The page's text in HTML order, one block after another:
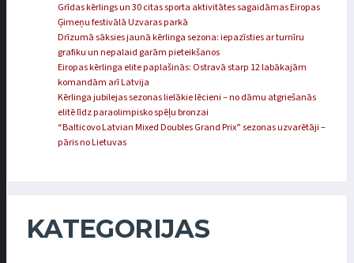
Grīdas kērlings un 30 citas sporta aktivitātes sagaidāmas Eiropas
Ģimeņu festivālā Uzvaras parkā
Drīzumā sāksies jaunā kērlinga sezona: iepazīsties ar turnīru
grafiku un nepalaid garām pieteikšanos
Eiropas kērlinga elite paplašinās: Ostravā starp 12 labākajām
komandām arī Latvija
Kērlinga jubilejas sezonas lielākie lēcieni – no dāmu atgriešanās
elitē līdz paraolimpisko spēļu bronzai
“Balticovo Latvian Mixed Doubles Grand Prix” sezonas uzvarētāji –
pāris no Lietuvas
KATEGORIJAS